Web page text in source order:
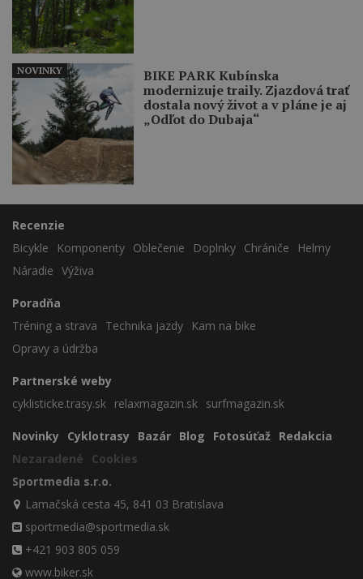
BIKE PARK Kubínska
modernizuje traily. Zjazdová trať
dostala nový život a v pláne je aj
„Odľot do Dubaja“
NOVINKY
Recenzie
Bicykle
Komponenty Oblečenie Doplnky Chrániče
Helmy
Náradie Výživa
Poradňa
Tréning a strava
Technika jazdy
Kam na bike
Opravy a údržba
Partnerské weby
cyklisticke.trasy.sk relaxmagazin.sk surfmagazin.sk
Novinky Cyklotrasy Bazár Blog Fotosúťaž Redakcia
Nezaradené
Cookies
Sportmedia s.r.o.
Lamačská cesta 45, 841 03 Bratislava
sportmedia@sportmedia.sk
+421 903 805 059
www.biker.sk